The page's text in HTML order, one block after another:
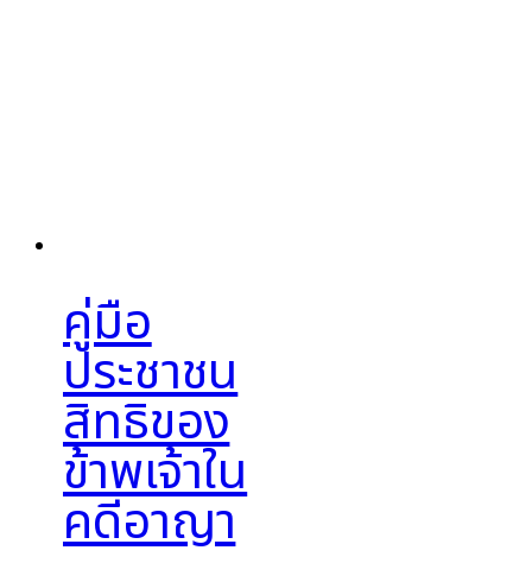
คู่มือ
ประชาชน
สิทธิของ
ข้าพเจ้าใน
คดีอาญา